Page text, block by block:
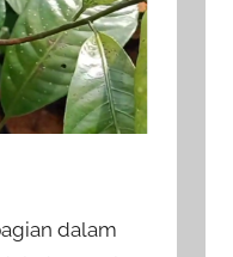
dalam